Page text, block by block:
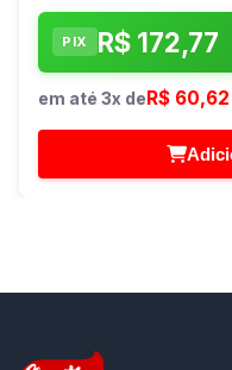
PIX R$ 172,77
em até 3x deR$ 60,62